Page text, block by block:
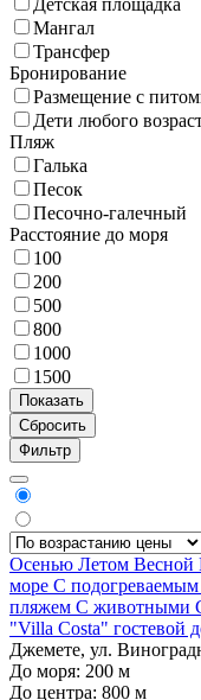
Мангал
Трансфер
Бронирование
Размещение с
Дети любого
Пляж
Галька
Песок
Песочно-галечный
Расстояние до моря
100
200
500
800
1000
1500
Фильтр
Осенью Летом Весной
море С подогреваемым
пляжем С животными
"Villa Costa" гостевой
Джемете, ул.
До моря: 200 м
До центра: 800 м